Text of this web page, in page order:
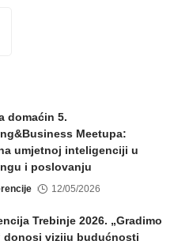
domaćin 5.
Meetupa:
umjetnoj inteligenciji u
i poslovanju
12/05/2026
Trebinje 2026. „Gradimo
donosi viziju budućnosti